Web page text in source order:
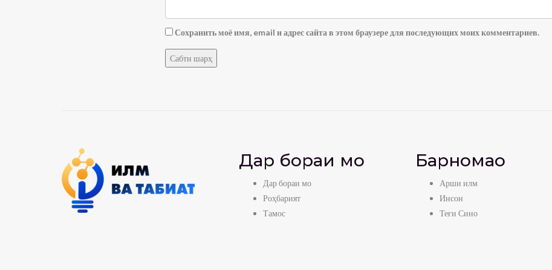
Сохранить моё имя, email и адрес сайта в этом браузере для последующих моих комментариев.
Дар бораи мо
Дар бораи мо
Роҳбарият
Тамос
Барномаҳо
Арши илм
Инсон
Теғи Сино